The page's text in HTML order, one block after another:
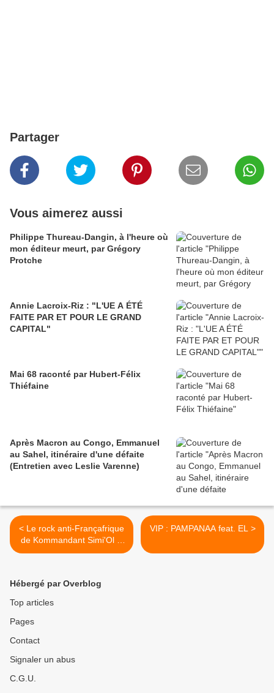
Partager
Vous aimerez aussi
Philippe Thureau-Dangin, à l'heure où
mon éditeur meurt, par Grégory
Protche
Annie Lacroix-Riz : "L'UE A ÉTÉ
FAITE PAR ET POUR LE GRAND
CAPITAL"
Mai 68 raconté par Hubert-Félix
Thiéfaine
Après Macron au Congo, Emmanuel
au Sahel, itinéraire d'une défaite
(Entretien avec Leslie Varenne)
< Le rock anti-Françafrique
de Kommandant Simi'Ol &
Guy Labertit dispense des
VIP : PAMPANAA feat. EL >
Hébergé par Overblog
Top articles
Pages
Contact
Signaler un abus
C.G.U.